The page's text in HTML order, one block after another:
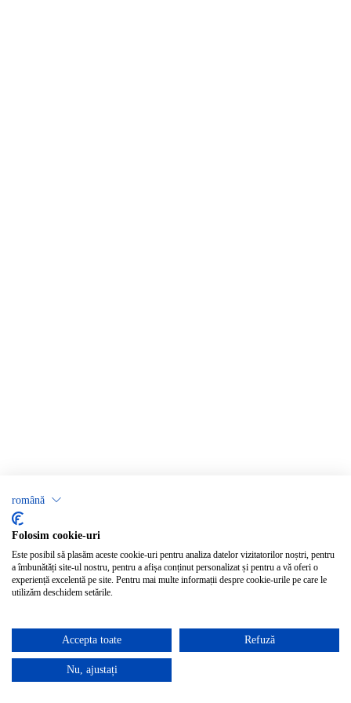
română
Folosim cookie-uri
Este posibil să plasăm aceste cookie-uri pentru analiza datelor vizitatorilor noștri, pentru
a îmbunătăți site-ul nostru, pentru a afișa conținut personalizat și pentru a vă oferi o
experiență excelentă pe site. Pentru mai multe informații despre cookie-urile pe care le
utilizăm deschidem setările.
Accepta toate Refuză
Nu, ajustați